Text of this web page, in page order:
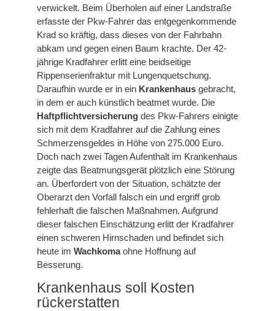
verwickelt. Beim Überholen auf einer Landstraße
erfasste der Pkw-Fahrer das entgegenkommende
Krad so kräftig, dass dieses von der Fahrbahn
abkam und gegen einen Baum krachte. Der 42-
jährige Kradfahrer erlitt eine beidseitige
Rippenserienfraktur mit Lungenquetschung.
Daraufhin wurde er in ein Krankenhaus gebracht,
in dem er auch künstlich beatmet wurde. Die
Haftpflichtversicherung des Pkw-Fahrers einigte
sich mit dem Kradfahrer auf die Zahlung eines
Schmerzensgeldes in Höhe von 275.000 Euro.
Doch nach zwei Tagen Aufenthalt im Krankenhaus
zeigte das Beatmungsgerät plötzlich eine Störung
an. Überfordert von der Situation, schätzte der
Oberarzt den Vorfall falsch ein und ergriff grob
fehlerhaft die falschen Maßnahmen. Aufgrund
dieser falschen Einschätzung erlitt der Kradfahrer
einen schweren Hirnschaden und befindet sich
heute im Wachkomaohne Hoffnung auf
Besserung.
Krankenhaus soll Kosten
rückerstatten